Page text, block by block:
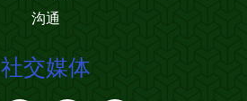
沟通
社交媒体